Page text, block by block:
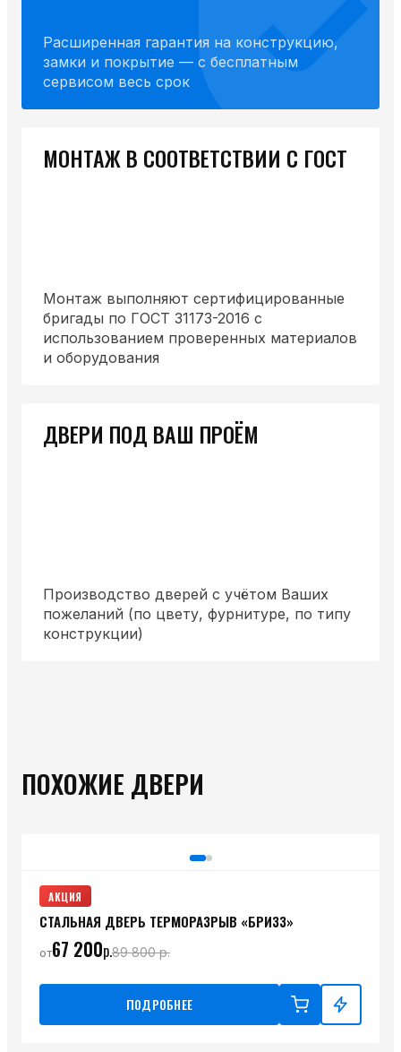
Расширенная гарантия на конструкцию,
замки и покрытие — с бесплатным
сервисом весь срок
МОНТАЖ В СООТВЕТСТВИИ С ГОСТ
Монтаж выполняют сертифицированные
бригады по ГОСТ 31173-2016 с
использованием проверенных материалов
и оборудования
ДВЕРИ ПОД ВАШ ПРОЁМ
Производство дверей с учётом Ваших
пожеланий (по цвету, фурнитуре, по типу
конструкции)
ПОХОЖИЕ ДВЕРИ
АКЦИЯ
СТАЛЬНАЯ ДВЕРЬ ТЕРМОРАЗРЫВ «БРИЗЗ»
от67 200р.89 800р.
ПОДРОБНЕЕ